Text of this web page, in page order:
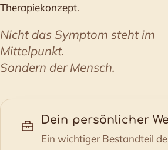
Therapiekonzept.
Nicht das Symptom steht im
Mittelpunkt.
Sondern der Mensch.
Dein persönlicher
Ein wichtiger Bestandteil